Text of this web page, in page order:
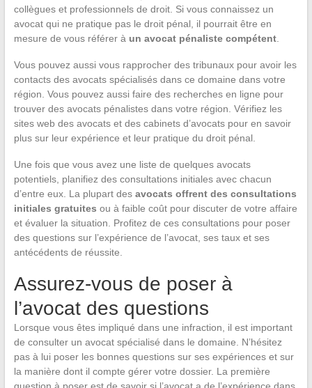
collègues et professionnels de droit. Si vous connaissez un
avocat qui ne pratique pas le droit pénal, il pourrait être en
mesure de vous référer à un avocat pénaliste compétent.
Vous pouvez aussi vous rapprocher des tribunaux pour avoir les
contacts des avocats spécialisés dans ce domaine dans votre
région. Vous pouvez aussi faire des recherches en ligne pour
trouver des avocats pénalistes dans votre région. Vérifiez les
sites web des avocats et des cabinets d’avocats pour en savoir
plus sur leur expérience et leur pratique du droit pénal.
Une fois que vous avez une liste de quelques avocats
potentiels, planifiez des consultations initiales avec chacun
d’entre eux. La plupart des avocats offrent des consultations
initiales gratuites ou à faible coût pour discuter de votre affaire
et évaluer la situation. Profitez de ces consultations pour poser
des questions sur l’expérience de l’avocat, ses taux et ses
antécédents de réussite.
Assurez-vous de poser à
l’avocat des questions
Lorsque vous êtes impliqué dans une infraction, il est important
de consulter un avocat spécialisé dans le domaine. N’hésitez
pas à lui poser les bonnes questions sur ses expériences et sur
la manière dont il compte gérer votre dossier. La première